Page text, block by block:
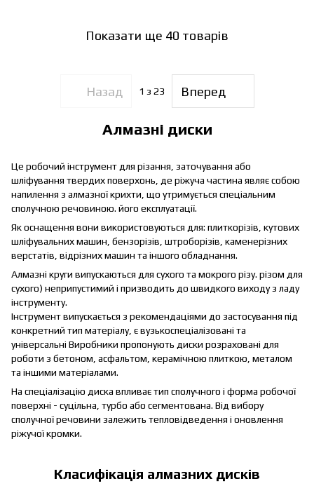
Показати ще 40 товарів
Назад 1 з 23 Вперед
Алмазні диски
Це робочий інструмент для різання, заточування або
шліфування твердих поверхонь, де ріжуча частина являє собою
напилення з алмазної крихти, що утримується спеціальним
сполучною речовиною. його експлуатації.
Як оснащення вони використовуються для: плиткорізів, кутових
шліфувальних машин, бензорізів, штроборізів, каменерізних
верстатів, відрізних машин та іншого обладнання.
Алмазні круги випускаються для сухого та мокрого різу. різом для
сухого) неприпустимий і призводить до швидкого виходу з ладу
інструменту.
Інструмент випускається з рекомендаціями до застосування під
конкретний тип матеріалу, є вузькоспеціалізовані та
універсальні Виробники пропонують диски розраховані для
роботи з бетоном, асфальтом, керамічною плиткою, металом
та іншими матеріалами.
На спеціалізацію диска впливає тип сполучного і форма робочої
поверхні - суцільна, турбо або сегментована. Від вибору
сполучної речовини залежить тепловідведення і оновлення
ріжучої кромки.
Класифікація алмазних дисків